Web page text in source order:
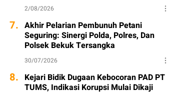
2/08/2026
7. Akhir Pelarian Pembunuh Petani
Seguring: Sinergi Polda, Polres, Dan
Polsek Bekuk Tersangka
30/07/2026
8. Kejari Bidik Dugaan Kebocoran PAD PT
TUMS, Indikasi Korupsi Mulai Dikaji